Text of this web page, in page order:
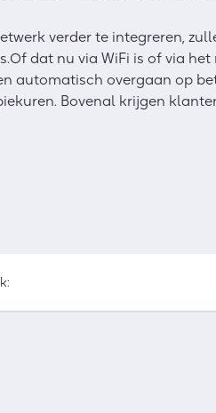
verder te integreren,
dat nu via WiFi is of via
automatisch overgaan op
Bovenal krijgen